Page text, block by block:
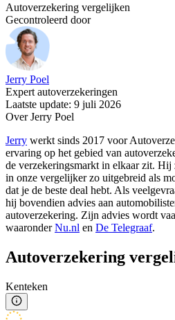
Autoverzekering vergelijken
Gecontroleerd door
Jerry Poel
Expert autoverzekeringen
Laatste update: 9 juli 2026
Over Jerry Poel
Jerry werkt sinds 2017 voor
ervaring op het gebied van
de verzekeringsmarkt in elkaar zit. Hij
in onze vergelijker zo uitgebreid als
dat je de beste deal hebt. Als
hij bovendien advies aan
autoverzekering. Zijn advies wordt
waaronderNu.nl en De Telegraaf.
Autoverzekering
Kenteken